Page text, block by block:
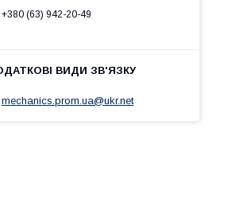
+380 (63) 942-20-49
mechanics.prom.ua@ukr.net